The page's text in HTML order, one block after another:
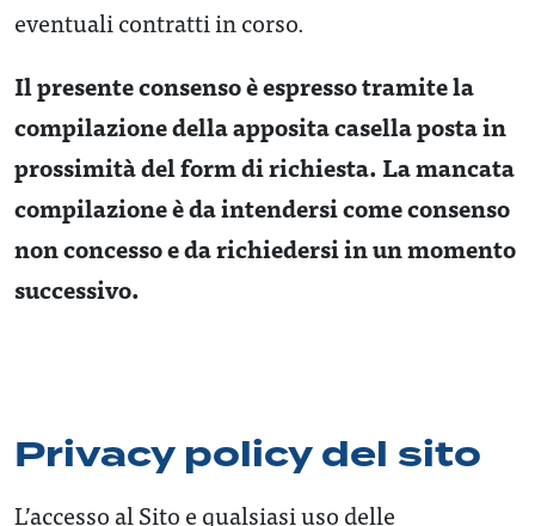
eventuali contratti in corso.
Il presente consenso è espresso tramite la
compilazione della apposita casella posta in
prossimità del form di richiesta. La mancata
compilazione è da intendersi come consenso
non concesso e da richiedersi in un momento
successivo.
Privacy policy del sito
L’accesso al Sito e qualsiasi uso delle